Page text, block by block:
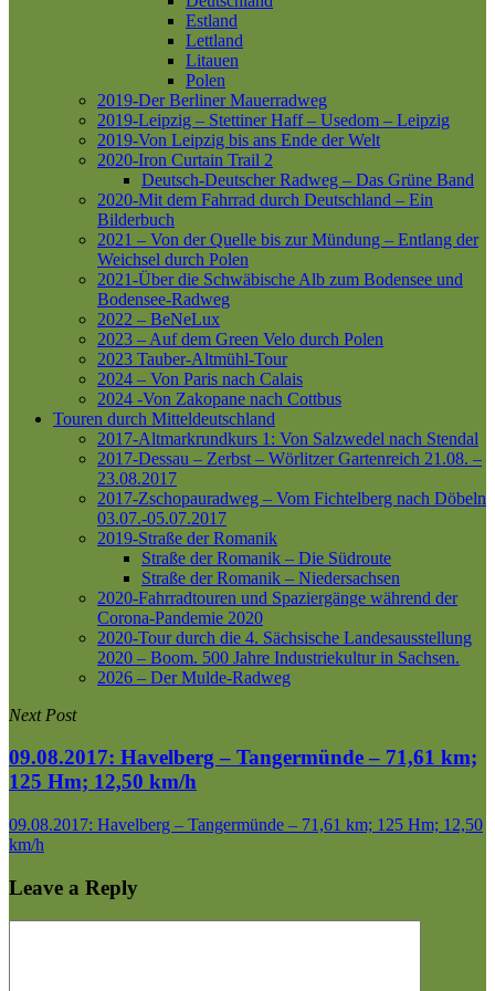
Estland
Lettland
Litauen
Polen
2019-Der Berliner Mauerradweg
2019-Leipzig – Stettiner Haff – Usedom – Leipzig
2019-Von Leipzig bis ans Ende der Welt
2020-Iron Curtain Trail 2
Deutsch-Deutscher Radweg – Das Grüne Band
2020-Mit dem Fahrrad durch Deutschland – Ein
Bilderbuch
2021 – Von der Quelle bis zur Mündung – Entlang der
Weichsel durch Polen
2021-Über die Schwäbische Alb zum Bodensee und
Bodensee-Radweg
2022 – BeNeLux
2023 – Auf dem Green Velo durch Polen
2023 Tauber-Altmühl-Tour
2024 – Von Paris nach Calais
2024 -Von Zakopane nach Cottbus
Touren durch Mitteldeutschland
2017-Altmarkrundkurs 1: Von Salzwedel nach Stendal
2017-Dessau – Zerbst – Wörlitzer Gartenreich 21.08. –
23.08.2017
2017-Zschopauradweg – Vom Fichtelberg nach Döbeln
03.07.-05.07.2017
2019-Straße der Romanik
Straße der Romanik – Die Südroute
Straße der Romanik – Niedersachsen
2020-Fahrradtouren und Spaziergänge während der
Corona-Pandemie 2020
2020-Tour durch die 4. Sächsische Landesausstellung
2020 – Boom. 500 Jahre Industriekultur in Sachsen.
2026 – Der Mulde-Radweg
Next Post
09.08.2017: Havelberg – Tangermünde – 71,61 km;
125 Hm; 12,50 km/h
09.08.2017: Havelberg – Tangermünde – 71,61 km; 125 Hm; 12,50
km/h
Leave a Reply